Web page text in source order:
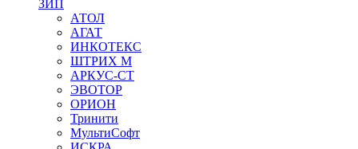
ЗИП
АТОЛ
АГАТ
ИНКОТЕКС
ШТРИХ М
АРКУС-СТ
ЭВОТОР
ОРИОН
Тринити
МультиСофт